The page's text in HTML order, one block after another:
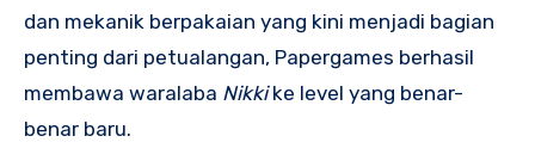
dan mekanik berpakaian yang kini menjadi bagian
penting dari petualangan, Papergames berhasil
membawa waralaba Nikkike level yang benar-
benar baru.